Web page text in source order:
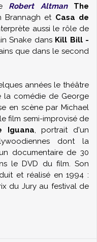
Robert Altman
The
Brannagh et Casa de
aussi le rôle de
Snake dans Kill Bill -
que dans le second
années le théâtre
la comédie de George
en scène par Michael
film semi-improvisé de
Iguana, portrait d'un
dont la
documentaire de 30
le DVD du film. Son
et réalisé en 1994 :
du Jury au festival de